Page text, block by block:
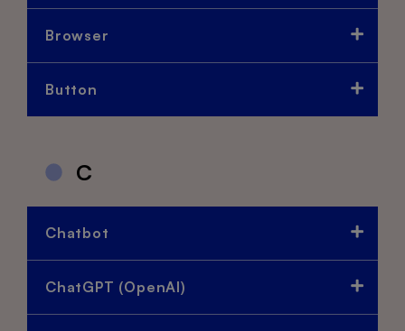
Browser
Button
C
Chatbot
ChatGPT (OpenAI)